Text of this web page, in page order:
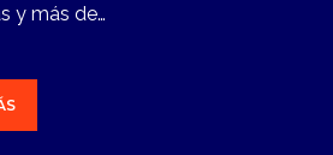
y más de…